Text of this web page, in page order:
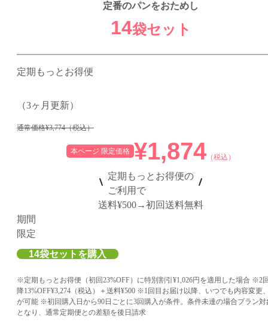
定番のパンをおためし
14袋セット
定期もっとお得便
（3ヶ月更新）
通常価格¥3,774（税込）
本ページ 限定価格 ¥1,874 （税込）
定期もっとお得便の
ご利用で
送料¥500→初回送料無料
期間
限定
14袋セットを購入
※定期もっとお得便（初回23%OFF）に特別割引¥1,026円を適用した場合 ※2
降13%OFF¥3,274（税込）＋送料¥500 ※1回目お届け以降、いつでも内容変更
が可能 ※初回購入日から90日ごとに3回購入が条件。条件未達の場合プラン対
となり、通常定期便との差額を後日請求